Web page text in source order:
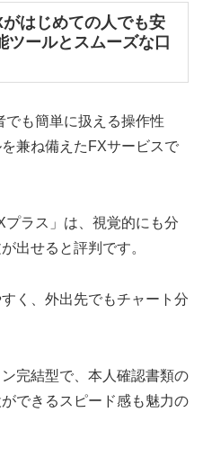
はじめての人でも安
ツールとスムーズな口
でも簡単に扱える操作性
兼ね備えたFXサービスで
ラス」は、視覚的にも分
出せると評判です。
く、外出先でもチャート分
完結型で、本人確認書類の
できるスピード感も魅力の